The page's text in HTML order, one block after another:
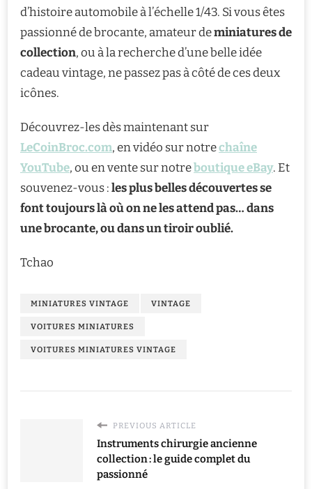
d’histoire automobile à l’échelle 1/43. Si vous êtes
passionné de brocante, amateur deminiatures de
collection, ou à la recherche d’une belle idée
cadeau vintage, ne passez pas à côté de ces deux
icônes.
Découvrez-les dès maintenant sur
LeCoinBroc.com, en vidéo sur notrechaîne
YouTube, ou en vente sur notreboutique eBay. Et
souvenez-vous :les plus belles découvertes se
font toujours là où on ne les attend pas… dans
une brocante, ou dans un tiroir oublié.
Tchao
MINIATURES VINTAGE VINTAGE
VOITURES MINIATURES
VOITURES MINIATURES VINTAGE
PREVIOUS ARTICLE
Instruments chirurgie ancienne
collection : le guide complet du
passionné